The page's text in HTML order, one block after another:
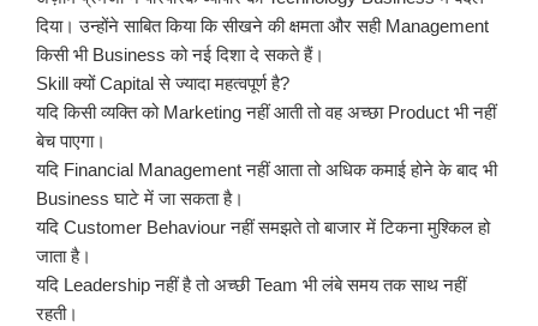
दिया। उन्होंने साबित किया कि सीखने की क्षमता और सही Management
किसी भी Business को नई दिशा दे सकते हैं।
Skill क्यों Capital से ज्यादा महत्वपूर्ण है?
यदि किसी व्यक्ति को Marketing नहीं आती तो वह अच्छा Product भी नहीं
बेच पाएगा।
यदि Financial Management नहीं आता तो अधिक कमाई होने के बाद भी
Business घाटे में जा सकता है।
यदि Customer Behaviour नहीं समझते तो बाजार में टिकना मुश्किल हो
जाता है।
यदि Leadership नहीं है तो अच्छी Team भी लंबे समय तक साथ नहीं
रहती।